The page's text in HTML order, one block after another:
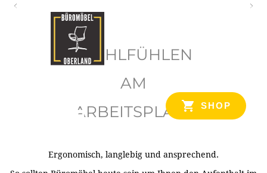
SHOP
WOHLFÜHLEN
AM
ARBEITSPLATZ
Ergonomisch, langlebig und ansprechend.